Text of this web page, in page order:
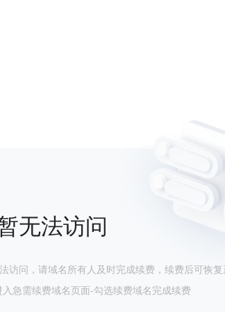
无法访问
访问，请域名所有人及时完成续费，续费后可恢复
急需续费域名页面-勾选续费域名完成续费